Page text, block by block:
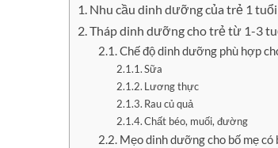
Nhu cầu dinh dưỡng của trẻ 1 tuổi
Tháp dinh dưỡng cho trẻ từ 1-3
Chế độ dinh dưỡng phù hợp
Sữa
Lương thực
Rau củ quả
Chất béo, muối, đường
Mẹo dinh dưỡng cho bố mẹ có